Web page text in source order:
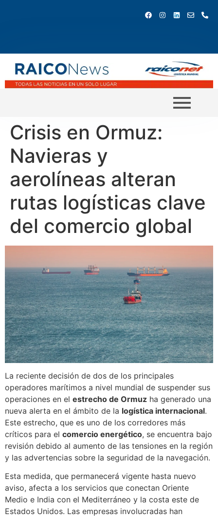
Crisis en Ormuz:
Navieras y
aerolíneas alteran
rutas logísticas clave
del comercio global
La reciente decisión de dos de los principales
operadores marítimos a nivel mundial de suspender sus
operaciones en el estrecho de Ormuz ha generado una
nueva alerta en el ámbito de la logística internacional.
Este estrecho, que es uno de los corredores más
críticos para el comercio energético, se encuentra bajo
revisión debido al aumento de las tensiones en la región
y las advertencias sobre la seguridad de la navegación.
Esta medida, que permanecerá vigente hasta nuevo
aviso, afecta a los servicios que conectan Oriente
Medio e India con el Mediterráneo y la costa este de
Estados Unidos. Las empresas involucradas han